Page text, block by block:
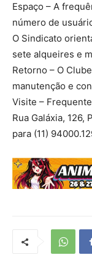
Espaço – A
número de
O Sindicato
sete alqueires e
Retorno – O
manutenção e
Visite –
Rua Galáxia, 126,
para (11)